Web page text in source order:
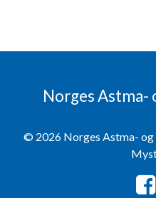
Norges
© 2026 Norges Astma-